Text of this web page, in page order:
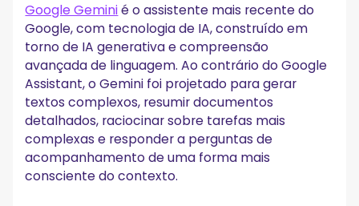
Google Geminié o assistente mais recente do
Google, com tecnologia de IA, construído em
torno de IA generativa e compreensão
avançada de linguagem. Ao contrário do Google
Assistant, o Gemini foi projetado para gerar
textos complexos, resumir documentos
detalhados, raciocinar sobre tarefas mais
complexas e responder a perguntas de
acompanhamento de uma forma mais
consciente do contexto.